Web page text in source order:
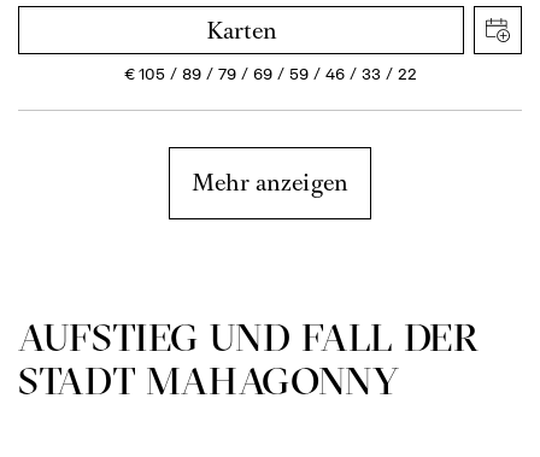
Karten
€105 89 79 69 59 46 33 22
Mehr anzeigen
AUFSTIEG UND FALL DER
STADT MAHAGONNY